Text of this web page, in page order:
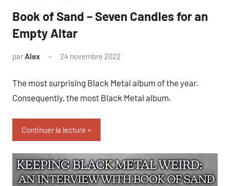
Book of Sand – Seven Candles for an
Empty Altar
parAlex 24 novembre 2022
The most surprising Black Metal album of the year.
Consequently, the most Black Metal album.
Continuer la lecture